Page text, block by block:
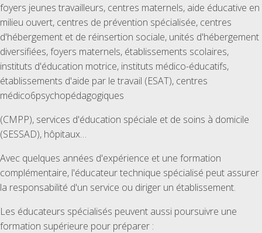
foyers jeunes travailleurs, centres maternels, aide éducative en
milieu ouvert, centres de prévention spécialisée, centres
d'hébergement et de réinsertion sociale, unités d'hébergement
diversifiées, foyers maternels, établissements scolaires,
instituts d'éducation motrice, instituts médico-éducatifs,
établissements d'aide par le travail (ESAT), centres
médico6psychopédagogiques
(CMPP), services d'éducation spéciale et de soins à domicile
(SESSAD), hôpitaux…
Avec quelques années d'expérience et une formation
complémentaire, l'éducateur technique spécialisé peut assurer
la responsabilité d'un service ou diriger un établissement.
Les éducateurs spécialisés peuvent aussi poursuivre une
formation supérieure pour préparer :